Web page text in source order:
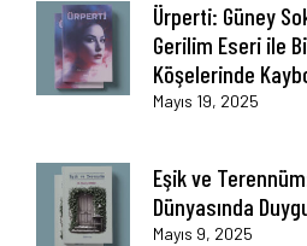
Ürperti: Güney
Gerilim Eseri ile
Köşelerinde
Mayıs 19, 2025
Eşik ve
Dünyasında
Mayıs 9, 2025